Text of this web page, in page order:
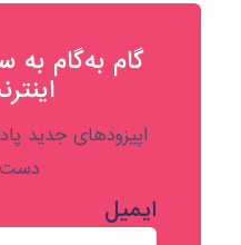
گام به‌گام به‌
اپیزودهای جدید
دست
ایمیل